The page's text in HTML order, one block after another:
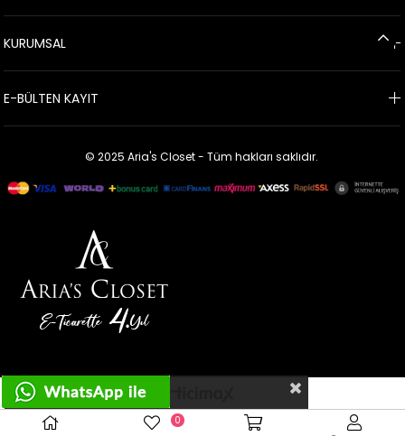
KURUMSAL
E-BÜLTEN KAYIT
© 2025 Aria's Closet - Tüm hakları saklıdır.
Çerez Kullanımı
0